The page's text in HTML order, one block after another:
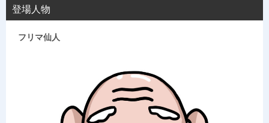
登場人物
フリマ仙人